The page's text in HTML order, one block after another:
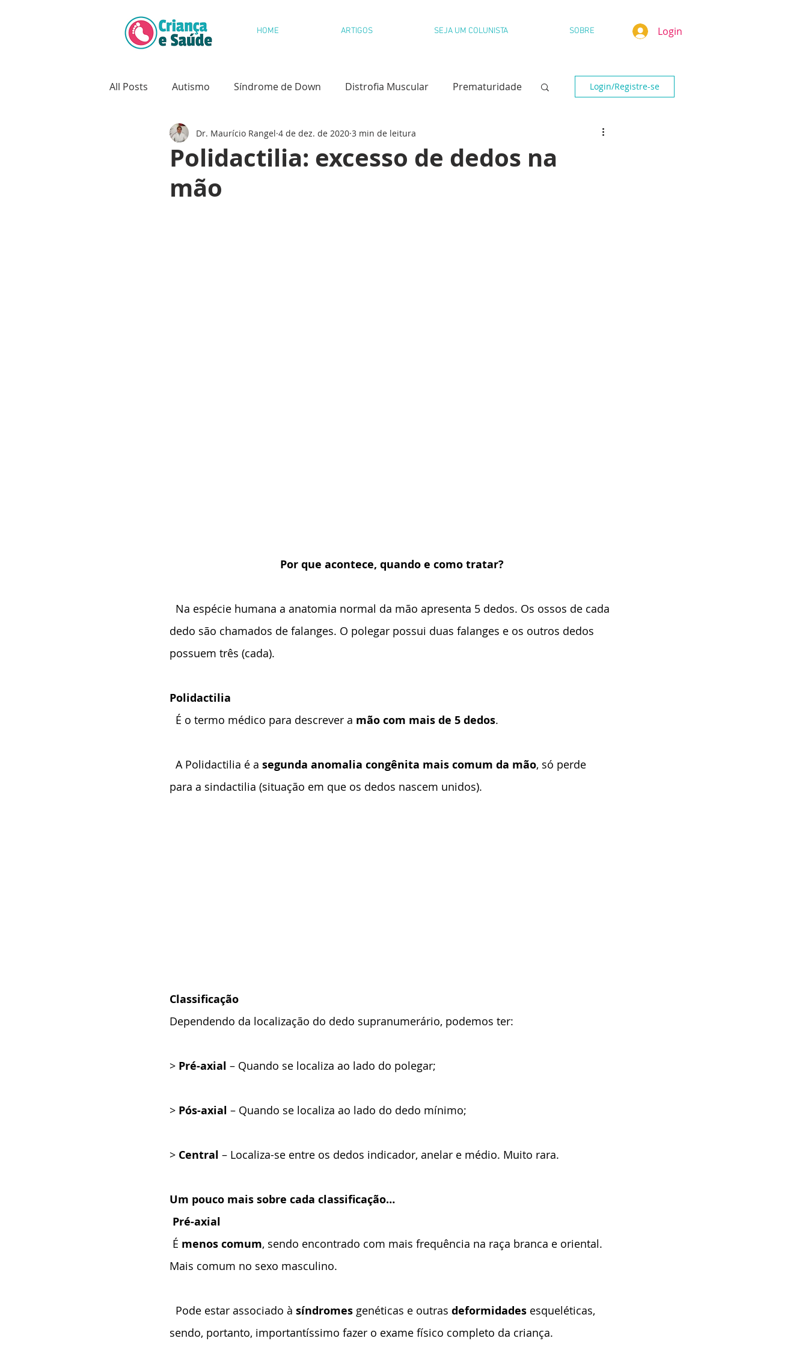
Login
HOME ARTIGOS SEJA UM COLUNISTA SOBRE
All Posts Autismo Síndrome de Down Distrofia Muscular Prematuridade
Saúde Oral Câncer Infantil Paralisia Cerebral Dislexia
Psicologia Infantil
Login/Registre-se
Polidactilia: excesso de dedos na
mão
Dr. Maurício Rangel 4 de dez. de 2020 3 min de leitura
Por que acontece, quando e como tratar?
dedo são chamados de falanges. O polegar possui duas falanges e os outros dedos
possuem três (cada).
Polidactilia
  É o termo médico para descrever a
mão com mais de 5 dedos.
  A Polidactilia é a
segunda anomalia congênita mais comum da mão, só perde
para a sindactilia (situação em que os dedos nascem unidos).
Classificação
Dependendo da localização do dedo supranumerário, podemos ter:
> Pré-axial – Quando se localiza ao lado do polegar;
> Pós-axial – Quando se localiza ao lado do dedo mínimo;
> Central – Localiza-se entre os dedos indicador, anelar e médio. Muito rara.
Um pouco mais sobre cada classificação…
Pré-axial
É menos comum, sendo encontrado com mais frequência na raça branca e oriental.
Mais comum no sexo masculino.
  Pode estar associado à
síndromes genéticas e outras deformidades esqueléticas,
sendo, portanto, importantíssimo fazer o exame físico completo da criança.